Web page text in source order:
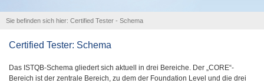
Sie befinden sich hier: Certified Tester - Schema
Certified Tester: Schema
Das ISTQB-Schema gliedert sich aktuell in drei Bereiche. Der „CORE“-
Bereich ist der zentrale Bereich, zu dem der Foundation Level und die drei